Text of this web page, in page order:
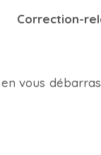
Correction-
vous